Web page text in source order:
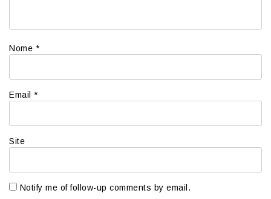
Nome *
Email *
Site
Notify me of follow-up comments by email.